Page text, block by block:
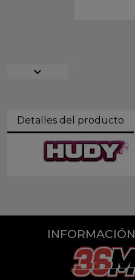
expand_more
Detalles del producto